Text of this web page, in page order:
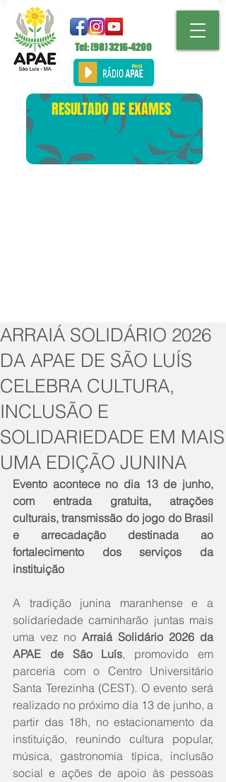
Tel: (98)3216-4200
RESULTADO DE EXAMES
ARRAIÁ SOLIDÁRIO 2026
DA APAE DE SÃO LUÍS
CELEBRA CULTURA,
INCLUSÃO E
SOLIDARIEDADE EM MAIS
UMA EDIÇÃO JUNINA
Evento acontece no dia 13 de junho,
com entrada gratuita, atrações
culturais, transmissão do jogo do Brasil
e arrecadação destinada ao
fortalecimento dos serviços da
instituição
A tradição junina maranhense e a
solidariedade caminharão juntas mais
uma vez no Arraiá Solidário 2026 da
APAE de São Luís, promovido em
parceria com o Centro Universitário
Santa Terezinha (CEST). O evento será
realizado no próximo dia 13 de junho, a
partir das 18h, no estacionamento da
instituição, reunindo cultura popular,
música, gastronomia típica, inclusão
social e ações de apoio às pessoas